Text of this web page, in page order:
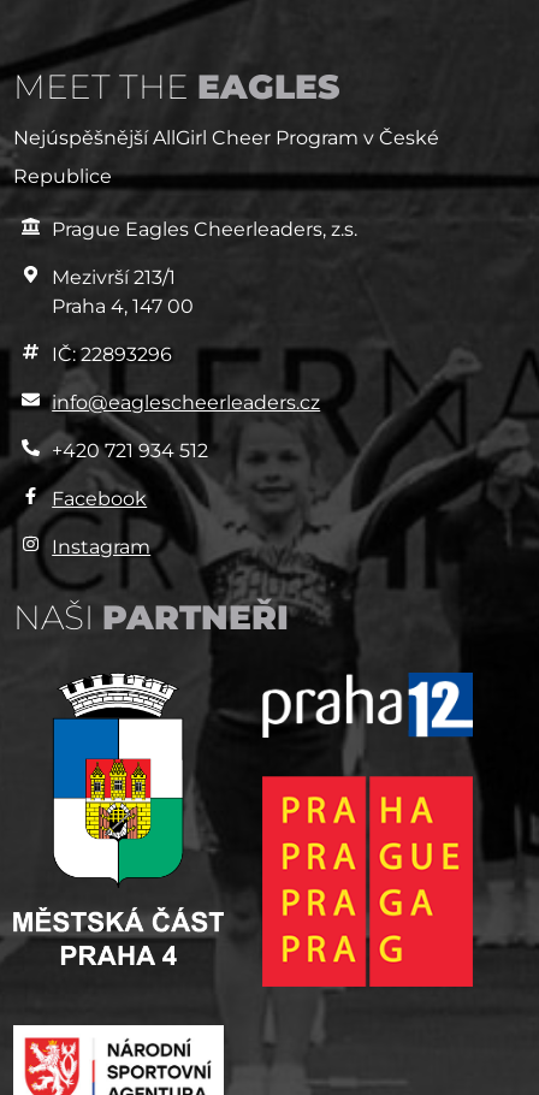
MEET THE EAGLES
Nejúspěšnější AllGirl Cheer Program v České
Republice
Prague Eagles Cheerleaders, z.s.
Mezivrší 213/1
Praha 4, 147 00
IČ: 22893296
info@eaglescheerleaders.cz
+420 721 934 512
Facebook
Instagram
NAŠI PARTNEŘI